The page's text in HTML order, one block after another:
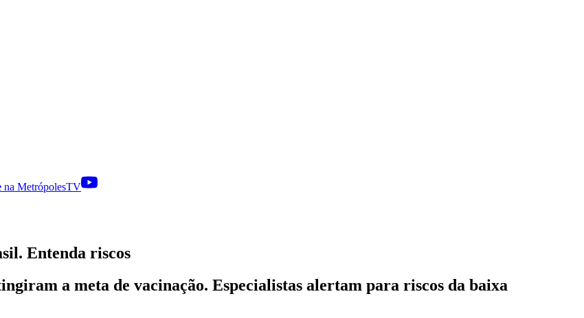
na MetrópolesTV
Entenda riscos
a meta de vacinação. Especialistas alertam para riscos da baixa